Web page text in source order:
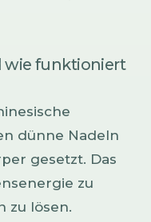
wie funktioniert
dünne Nadeln
gesetzt. Das
zu
zu lösen.